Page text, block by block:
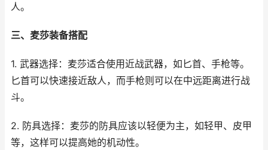
人。
三、麦莎装备搭配
1. 武器选择：麦莎适合使用近战武器，如匕首、手枪等。
匕首可以快速接近敌人，而手枪则可以在中远距离进行战
斗。
2. 防具选择：麦莎的防具应该以轻便为主，如轻甲、皮甲
等，这样可以提高她的机动性。